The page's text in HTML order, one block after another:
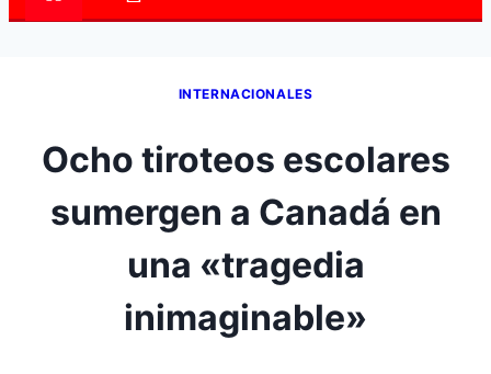
INTERNACIONALES
Ocho tiroteos escolares
sumergen a Canadá en
una «tragedia
inimaginable»